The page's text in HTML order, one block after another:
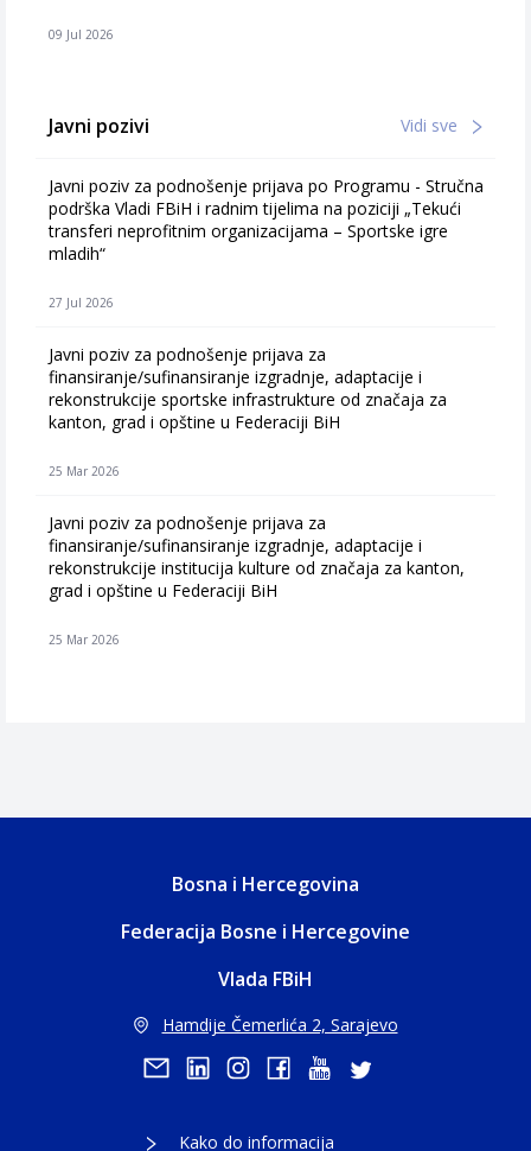
09 Jul 2026
Javni pozivi Vidi sve
Javni poziv za podnošenje prijava po Programu - Stručna
podrška Vladi FBiH i radnim tijelima na poziciji „Tekući
transferi neprofitnim organizacijama – Sportske igre
mladih“
27 Jul 2026
Javni poziv za podnošenje prijava za
finansiranje/sufinansiranje izgradnje, adaptacije i
rekonstrukcije sportske infrastrukture od značaja za
kanton, grad i opštine u Federaciji BiH
25 Mar 2026
Javni poziv za podnošenje prijava za
finansiranje/sufinansiranje izgradnje, adaptacije i
rekonstrukcije institucija kulture od značaja za kanton,
grad i opštine u Federaciji BiH
25 Mar 2026
Bosna i Hercegovina
Federacija Bosne i Hercegovine
Vlada FBiH
Hamdije Čemerlića 2, Sarajevo
Kako do informacija